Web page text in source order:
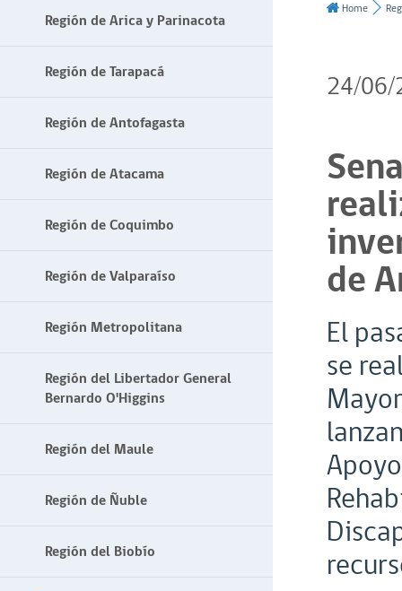
Región de Arica y Parinacota
Región de Tarapacá
Región de Antofagasta
Región de Atacama
Región de Coquimbo
Región de Valparaíso
Región Metropolitana
Región del Libertador General
Bernardo O'Higgins
Región del Maule
Región de Ñuble
Región del Biobío
Home
24/
de
El
se